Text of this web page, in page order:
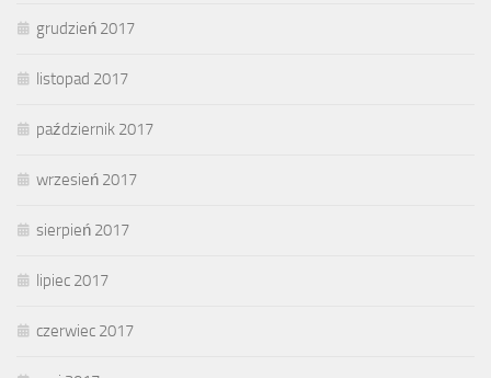
grudzień 2017
listopad 2017
październik 2017
wrzesień 2017
sierpień 2017
lipiec 2017
czerwiec 2017